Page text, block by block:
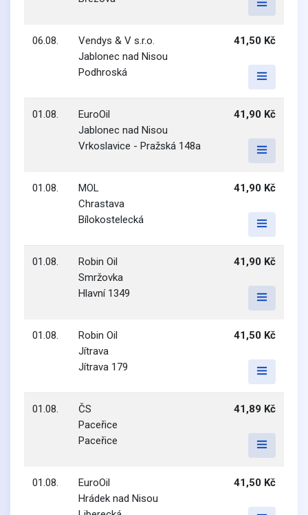
06.08.
Vendys & V s.r.o.
Jablonec nad Nisou
Podhroská
41,50 Kč
01.08.
EuroOil
Jablonec nad Nisou
Vrkoslavice - Pražská 148a
41,90 Kč
01.08.
MOL
Chrastava
Bílokostelecká
41,90 Kč
01.08.
Robin Oil
Smržovka
Hlavní 1349
41,90 Kč
01.08.
Robin Oil
Jítrava
Jítrava 179
41,50 Kč
01.08.
ČS
Paceřice
Paceřice
41,89 Kč
01.08.
EuroOil
Hrádek nad Nisou
41,50 Kč